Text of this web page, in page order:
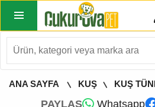
ANA SAYFA KUŞ KUŞ
PAYLAŞ Whatsapp